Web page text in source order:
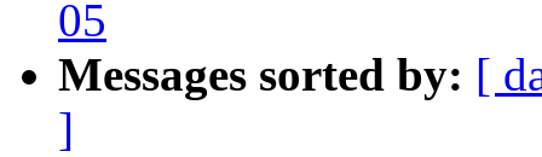
05
Messages sorted by: [
]